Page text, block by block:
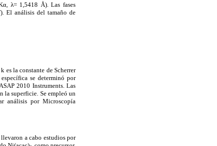
λ= 1,5418 Å). Las fases
El análisis del tamaño de
es la constante de Scherrer
se determinó por
2010 Instruments. Las
la superficie. Se empleó un
análisis por Microscopía
a cabo estudios por